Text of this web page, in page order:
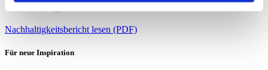
Wirkung.
Nachhaltigkeitsbericht lesen (PDF)
Für neue Inspiration